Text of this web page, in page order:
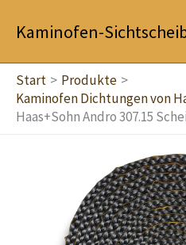
InhaltKaminofen-
Start
Produkte
Kaminofen Dichtungen von
Haas+Sohn Andro 307.15